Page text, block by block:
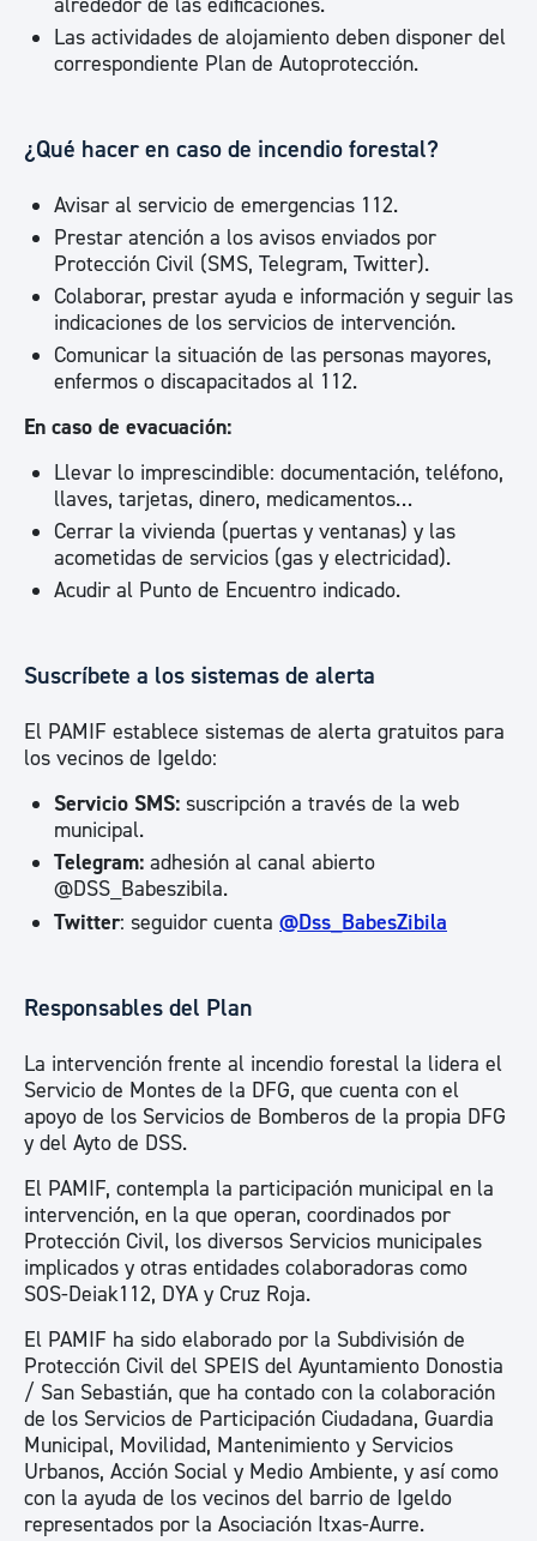
Las actividades de alojamiento deben disponer del
correspondiente Plan de Autoprotección.
¿Qué hacer en caso de incendio forestal?
Avisar al servicio de emergencias 112.
Prestar atención a los avisos enviados por
Protección Civil (SMS, Telegram, Twitter).
Colaborar, prestar ayuda e información y seguir las
indicaciones de los servicios de intervención.
Comunicar la situación de las personas mayores,
enfermos o discapacitados al 112.
En caso de evacuación:
Llevar lo imprescindible: documentación, teléfono,
llaves, tarjetas, dinero, medicamentos…
Cerrar la vivienda (puertas y ventanas) y las
acometidas de servicios (gas y electricidad).
Acudir al Punto de Encuentro indicado.
Suscríbete a los sistemas de alerta
El PAMIF establece sistemas de alerta gratuitos para
los vecinos de Igeldo:
Servicio SMS: suscripción a través de la web
municipal.
Telegram: adhesión al canal abierto
@DSS_Babeszibila.
Twitter: seguidor cuenta @Dss_BabesZibila
Responsables del Plan
La intervención frente al incendio forestal la lidera el
Servicio de Montes de la DFG, que cuenta con el
apoyo de los Servicios de Bomberos de la propia DFG
y del Ayto de DSS.
El PAMIF, contempla la participación municipal en la
intervención, en la que operan, coordinados por
Protección Civil, los diversos Servicios municipales
implicados y otras entidades colaboradoras como
SOS-Deiak112, DYA y Cruz Roja.
El PAMIF ha sido elaborado por la Subdivisión de
Protección Civil del SPEIS del Ayuntamiento Donostia
/ San Sebastián, que ha contado con la colaboración
de los Servicios de Participación Ciudadana, Guardia
Municipal, Movilidad, Mantenimiento y Servicios
Urbanos, Acción Social y Medio Ambiente, y así como
con la ayuda de los vecinos del barrio de Igeldo
representados por la Asociación Itxas-Aurre.